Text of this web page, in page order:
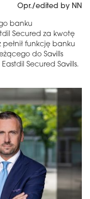
Opr./edited by NN
banku
Secured za kwotę
pełnił funkcję banku
do Savills
Secured Savills.